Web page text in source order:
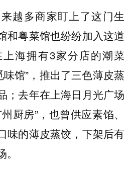
越多商家盯上了这门生
和粤菜馆也纷纷加入这道
海拥有3家分店的潮菜
味馆”，推出了三色薄皮蒸
；去年在上海日月光广场
厨房”，也曾供应素馅、
味的薄皮蒸饺，下架后有